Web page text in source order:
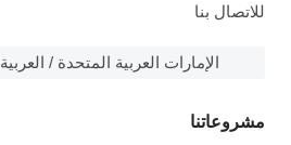
للاتصال بنا
الإمارات العربية المتحدة / العربية
مشروعاتنا